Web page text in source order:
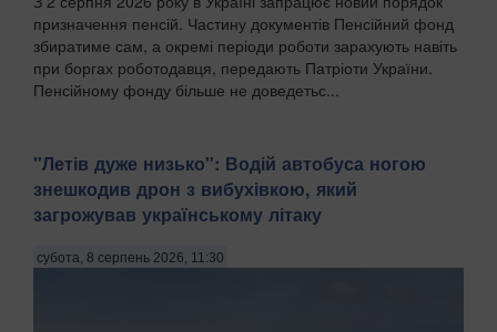
призначення пенсій. Частину документів Пенсійний фонд
збиратиме сам, а окремі періоди роботи зарахують навіть
при боргах роботодавця, передають Патріоти України.
Пенсійному фонду більше не доведетьс...
"Летів дуже низько": Водій автобуса ногою
знешкодив дрон з вибухівкою, який
загрожував українському літаку
субота, 8 серпень 2026, 11:30